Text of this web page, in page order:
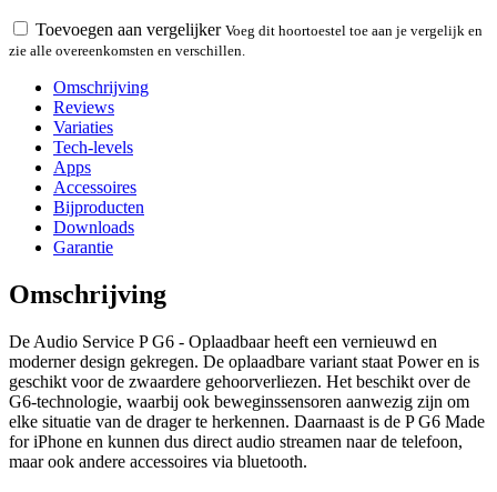
Toevoegen aan vergelijker Voeg dit hoortoestel toe aan je vergelijk en
zie alle overeenkomsten en verschillen.
Omschrijving
Reviews
Variaties
Tech-levels
Apps
Accessoires
Bijproducten
Downloads
Garantie
Omschrijving
De Audio Service P G6 - Oplaadbaar heeft een vernieuwd en
moderner design gekregen. De oplaadbare variant staat Power en is
geschikt voor de zwaardere gehoorverliezen. Het beschikt over de
G6-technologie, waarbij ook beweginssensoren aanwezig zijn om
elke situatie van de drager te herkennen. Daarnaast is de P G6 Made
for iPhone en kunnen dus direct audio streamen naar de telefoon,
maar ook andere accessoires via bluetooth.